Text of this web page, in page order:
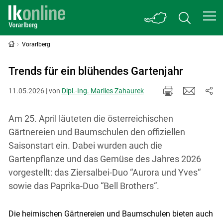
Vorarlberg
Trends für ein blühendes Gartenjahr
11.05.2026 | von Dipl.-Ing. Marlies Zahaurek
Am 25. April läuteten die österreichischen
Gärtnereien und Baumschulen den offiziellen
Saisonstart ein. Dabei wurden auch die
Gartenpflanze und das Gemüse des Jahres 2026
vorgestellt: das Ziersalbei-Duo “Aurora und Yves“
sowie das Paprika-Duo “Bell Brothers“.
Die heimischen Gärtnereien und Baumschulen bieten auch